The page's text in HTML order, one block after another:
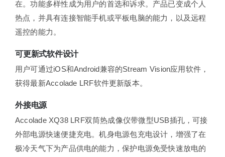
在。功能多样性成为用户的首选和诉求。产品已变成个人
热点，并具有连接智能手机或平板电脑的能力，以及远程
遥控的能力。
可更新式软件设计
用户可通过iOS和Android兼容的Stream Vision应用软件，
获得最新Accolade LRF软件更新版本。
外接电源
Accolade XQ38 LRF双筒热成像仪带微型USB插孔，可接
外部电源快速便捷充电。机身电源包充电设计，增强了在
极冷天气下为产品供电的能力，保护电源免受快速放电的